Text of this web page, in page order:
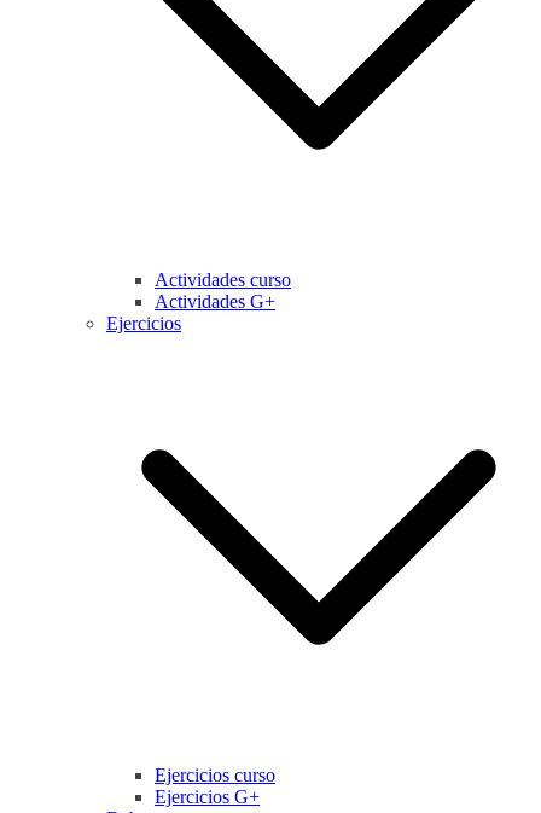
Actividades curso
Actividades G+
Ejercicios
Ejercicios curso
Ejercicios G+